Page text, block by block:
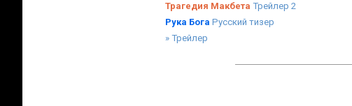
Трагедия Макбета Трейлер 2
Рука Бога Русский тизер
» Трейлер